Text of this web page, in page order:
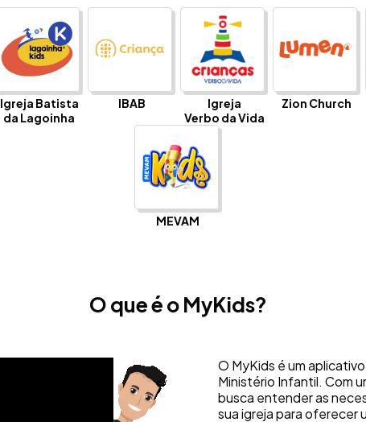
Igreja Batista
da Lagoinha
IBAB
Igreja
Verbo da Vida
Zion Church
MEVAM
O que é o MyKids?
O MyKids é um
Ministério Infantil. Com
busca entender as
sua igreja para oferecer